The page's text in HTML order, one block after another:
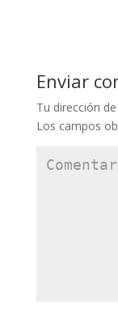
Enviar
Tu dirección
Los campos